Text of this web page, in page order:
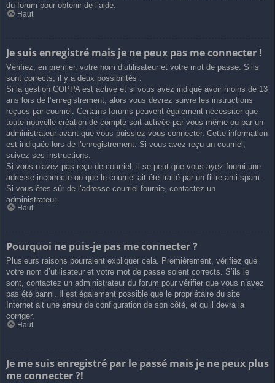
du forum pour obtenir de l’aide.
Haut
Je suis enregistré mais je ne peux pas me connecter !
Vérifiez, en premier, votre nom d’utilisateur et votre mot de passe. S’ils
sont corrects, il y a deux possibilités :
Si la gestion COPPA est active et si vous avez indiqué avoir moins de 13
ans lors de l’enregistrement, alors vous devrez suivre les instructions
reçues par courriel. Certains forums peuvent également nécessiter que
toute nouvelle création de compte soit activée par vous-même ou par un
administrateur avant que vous puissiez vous connecter. Cette information
est indiquée lors de l’enregistrement. Si vous avez reçu un courriel,
suivez ses instructions.
Si vous n’avez pas reçu de courriel, il se peut que vous ayez fourni une
adresse incorrecte ou que le courriel ait été traité par un filtre anti-spam.
Si vous êtes sûr de l’adresse courriel fournie, contactez un
administrateur.
Haut
Pourquoi ne puis-je pas me connecter ?
Plusieurs raisons pourraient expliquer cela. Premièrement, vérifiez que
votre nom d’utilisateur et votre mot de passe soient corrects. S’ils le
sont, contactez un administrateur du forum pour vérifier que vous n’avez
pas été banni. Il est également possible que le propriétaire du site
Internet ait une erreur de configuration de son côté, et qu’il devra la
corriger.
Haut
Je me suis enregistré par le passé mais je ne peux plus
me connecter ?!